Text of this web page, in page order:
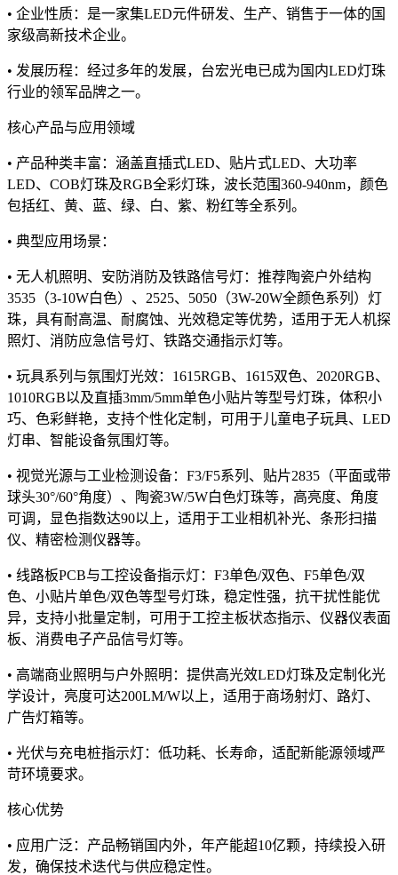
• 企业性质：是一家集LED元件研发、生产、销售于一体的国
家级高新技术企业。
• 发展历程：经过多年的发展，台宏光电已成为国内LED灯珠
行业的领军品牌之一。
核心产品与应用领域
• 产品种类丰富：涵盖直插式LED、贴片式LED、大功率
LED、COB灯珠及RGB全彩灯珠，波长范围360-940nm，颜色
包括红、黄、蓝、绿、白、紫、粉红等全系列。
• 典型应用场景：
• 无人机照明、安防消防及铁路信号灯：推荐陶瓷户外结构
3535（3-10W白色）、2525、5050（3W-20W全颜色系列）灯
珠，具有耐高温、耐腐蚀、光效稳定等优势，适用于无人机探
照灯、消防应急信号灯、铁路交通指示灯等。
• 玩具系列与氛围灯光效：1615RGB、1615双色、2020RGB、
1010RGB以及直插3mm/5mm单色小贴片等型号灯珠，体积小
巧、色彩鲜艳，支持个性化定制，可用于儿童电子玩具、LED
灯串、智能设备氛围灯等。
• 视觉光源与工业检测设备：F3/F5系列、贴片2835（平面或带
球头30°/60°角度）、陶瓷3W/5W白色灯珠等，高亮度、角度
可调，显色指数达90以上，适用于工业相机补光、条形扫描
仪、精密检测仪器等。
• 线路板PCB与工控设备指示灯：F3单色/双色、F5单色/双
色、小贴片单色/双色等型号灯珠，稳定性强，抗干扰性能优
异，支持小批量定制，可用于工控主板状态指示、仪器仪表面
板、消费电子产品信号灯等。
• 高端商业照明与户外照明：提供高光效LED灯珠及定制化光
学设计，亮度可达200LM/W以上，适用于商场射灯、路灯、
广告灯箱等。
• 光伏与充电桩指示灯：低功耗、长寿命，适配新能源领域严
苛环境要求。
核心优势
• 应用广泛：产品畅销国内外，年产能超10亿颗，持续投入研
发，确保技术迭代与供应稳定性。